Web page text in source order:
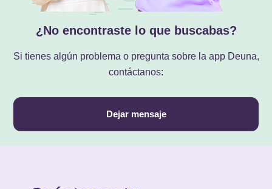
¿No encontraste lo que buscabas?
Si tienes algún problema o pregunta sobre la app Deuna,
contáctanos:
Dejar mensaje